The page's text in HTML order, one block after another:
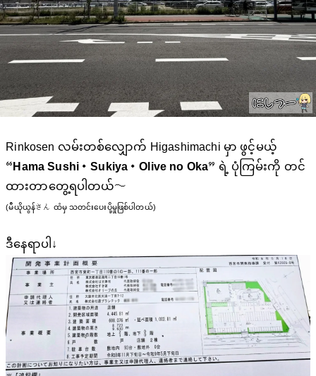
Rinkosen လမ်းတစ်လျှောက် Higashimachi မှာ ဖွင့်မယ့်
“Hama Sushi・Sukiya・Olive no Oka” ရဲ့ ပုံကြမ်းကို တင်
ထားတာတွေ့ရပါတယ်〜
(မီယိုယွန်さん ထံမှ သတင်းပေးပို့မှုဖြစ်ပါတယ်)
ဒီနေရာပါ↓